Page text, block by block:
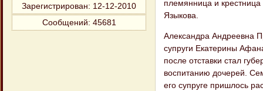
Зарегистрирован: 12-12-2010
Сообщений: 45681
племянница и
Языкова.
Александра Андреевна
супруги Екатерины
после отставки стал
воспитанию дочерей.
его супруге пришлось